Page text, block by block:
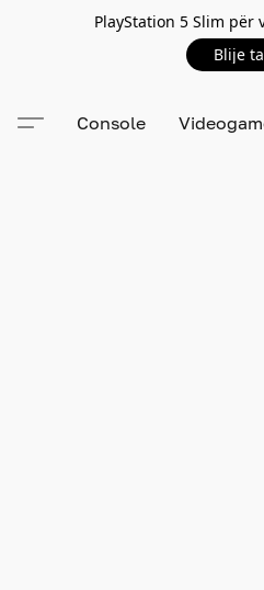
PlayStation 5 Slim për
Blije
Console